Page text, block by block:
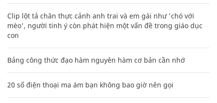
Clip lột tả chân thực cảnh anh trai và em gái như 'chó với
mèo', người tinh ý còn phát hiện một vấn đề trong giáo dục
con
Bảng công thức đạo hàm nguyên hàm cơ bản cần nhớ
20 số điện thoại ma ám bạn không bao giờ nên gọi